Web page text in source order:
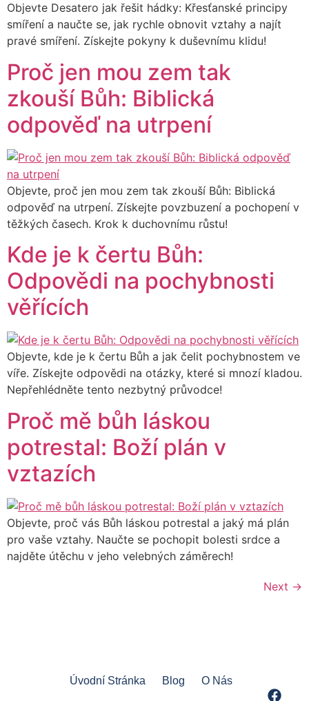
Objevte Desatero jak řešit hádky: Křesťanské principy
smíření a naučte se, jak rychle obnovit vztahy a najít
pravé smíření. Získejte pokyny k duševnímu klidu!
Proč jen mou zem tak
zkouší Bůh: Biblická
odpověď na utrpení
Objevte, proč jen mou zem tak zkouší Bůh: Biblická
odpověď na utrpení. Získejte povzbuzení a pochopení v
těžkých časech. Krok k duchovnímu růstu!
Kde je k čertu Bůh:
Odpovědi na pochybnosti
věřících
Objevte, kde je k čertu Bůh a jak čelit pochybnostem ve
víře. Získejte odpovědi na otázky, které si mnozí kladou.
Nepřehlédněte tento nezbytný průvodce!
Proč mě bůh láskou
potrestal: Boží plán v
vztazích
Objevte, proč vás Bůh láskou potrestal a jaký má plán
pro vaše vztahy. Naučte se pochopit bolesti srdce a
najděte útěchu v jeho velebných záměrech!
Next →
Úvodní Stránka Blog O Nás